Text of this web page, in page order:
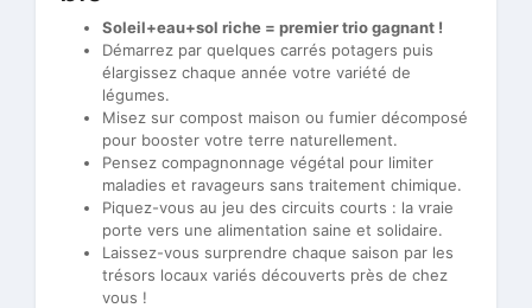
Soleil+eau+sol riche = premier trio gagnant !
Démarrez par quelques carrés potagers puis
élargissez chaque année votre variété de
légumes.
Misez sur compost maison ou fumier décomposé
pour booster votre terre naturellement.
Pensez compagnonnage végétal pour limiter
maladies et ravageurs sans traitement chimique.
Piquez-vous au jeu des circuits courts : la vraie
porte vers une alimentation saine et solidaire.
Laissez-vous surprendre chaque saison par les
trésors locaux variés découverts près de chez
vous !